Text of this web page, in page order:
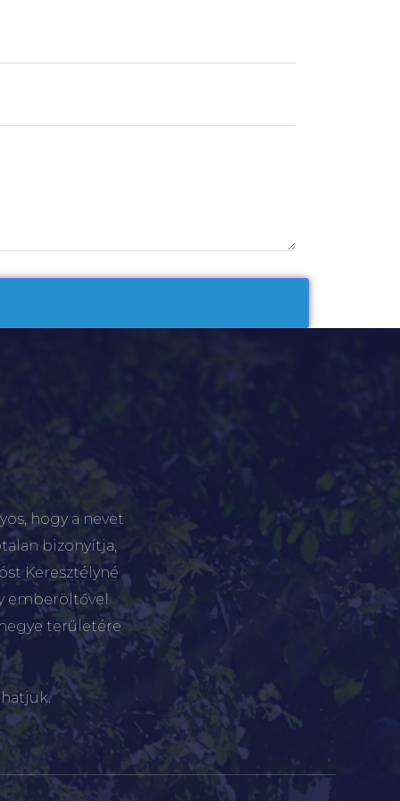
hogy a nevet
bizonyítja,
Keresztélyné
emberöltővel
területére